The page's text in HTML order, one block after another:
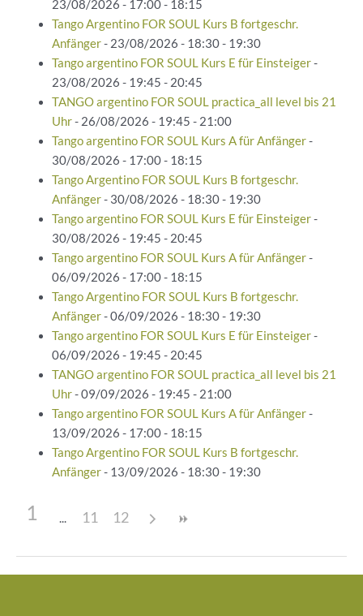
23/08/2026 - 17:00 - 18:15
Tango Argentino FOR SOUL Kurs B fortgeschr.
Anfänger- 23/08/2026 - 18:30 - 19:30
Tango argentino FOR SOUL Kurs E für Einsteiger-
23/08/2026 - 19:45 - 20:45
TANGO argentino FOR SOUL practica_all level bis 21
Uhr- 26/08/2026 - 19:45 - 21:00
Tango argentino FOR SOUL Kurs A für Anfänger-
30/08/2026 - 17:00 - 18:15
Tango Argentino FOR SOUL Kurs B fortgeschr.
Anfänger- 30/08/2026 - 18:30 - 19:30
Tango argentino FOR SOUL Kurs E für Einsteiger-
30/08/2026 - 19:45 - 20:45
Tango argentino FOR SOUL Kurs A für Anfänger-
06/09/2026 - 17:00 - 18:15
Tango Argentino FOR SOUL Kurs B fortgeschr.
Anfänger- 06/09/2026 - 18:30 - 19:30
Tango argentino FOR SOUL Kurs E für Einsteiger-
06/09/2026 - 19:45 - 20:45
TANGO argentino FOR SOUL practica_all level bis 21
Uhr- 09/09/2026 - 19:45 - 21:00
Tango argentino FOR SOUL Kurs A für Anfänger-
13/09/2026 - 17:00 - 18:15
Tango Argentino FOR SOUL Kurs B fortgeschr.
Anfänger- 13/09/2026 - 18:30 - 19:30
1 11 12